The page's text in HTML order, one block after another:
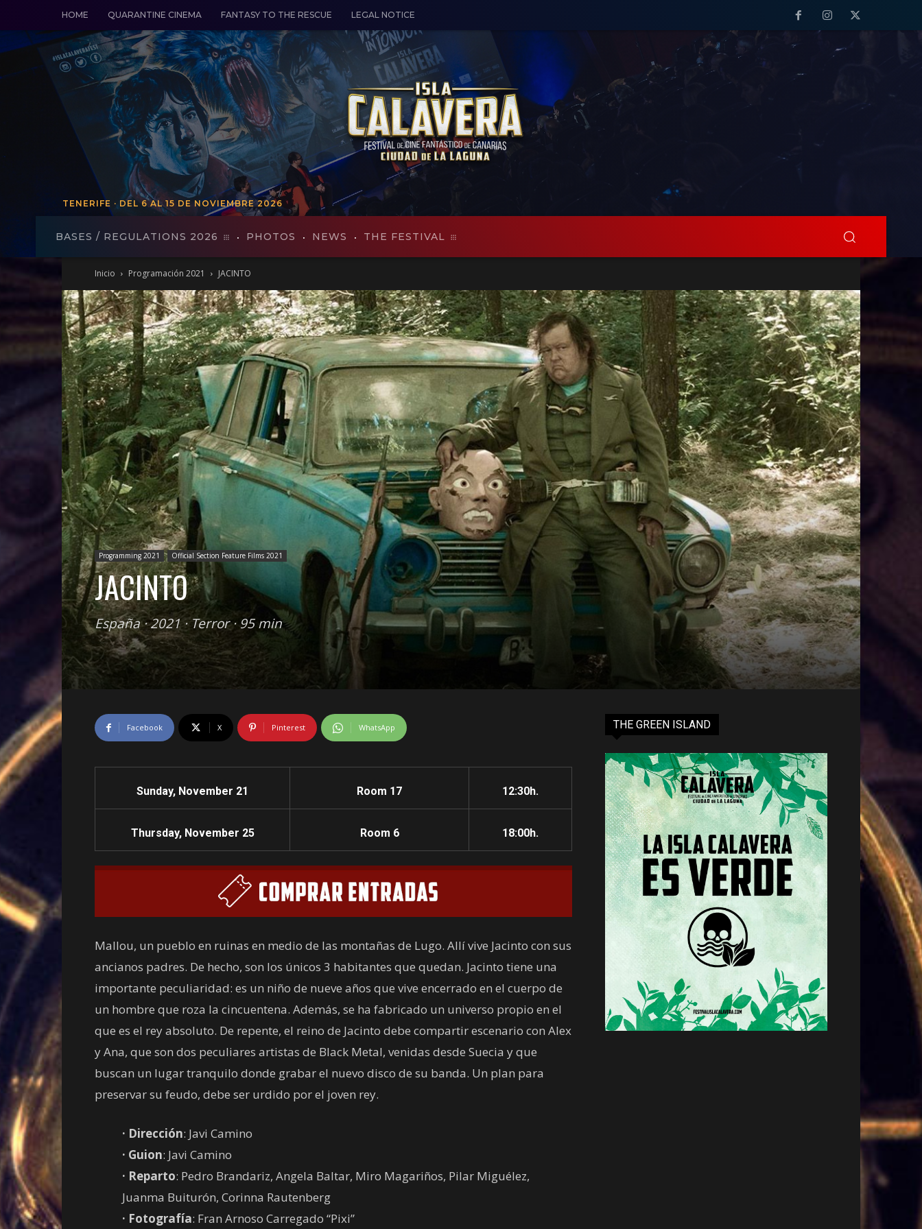
HOME QUARANTINE CINEMA FANTASY TO THE RESCUE LEGAL NOTICE
TENERIFE · DEL 6 AL 15 DE NOVIEMBRE 2026
BASES / REGULATIONS 2026 PHOTOS NEWS THE FESTIVAL
Inicio Programación 2021 JACINTO
Programming 2021 Official Section Feature Films 2021
JACINTO
España · 2021 · Terror · 95 min
Facebook X Pinterest WhatsApp
Sunday, November 21 Room 17 12:30h.
Thursday, November 25 Room 6 18:00h.
Mallou, un pueblo en ruinas en medio de las montañas de Lugo. Allí vive Jacinto con sus
ancianos padres. De hecho, son los únicos 3 habitantes que quedan. Jacinto tiene una
importante peculiaridad: es un niño de nueve años que vive encerrado en el cuerpo de
un hombre que roza la cincuentena. Además, se ha fabricado un universo propio en el
que es el rey absoluto. De repente, el reino de Jacinto debe compartir escenario con Alex
y Ana, que son dos peculiares artistas de Black Metal, venidas desde Suecia y que
buscan un lugar tranquilo donde grabar el nuevo disco de su banda. Un plan para
preservar su feudo, debe ser urdido por el joven rey.
· Dirección: Javi Camino
· Guion: Javi Camino
· Reparto: Pedro Brandariz, Angela Baltar, Miro Magariños, Pilar Miguélez,
Juanma Buiturón, Corinna Rautenberg
· Fotografía: Fran Arnoso Carregado “Pixi”
THE GREEN ISLAND